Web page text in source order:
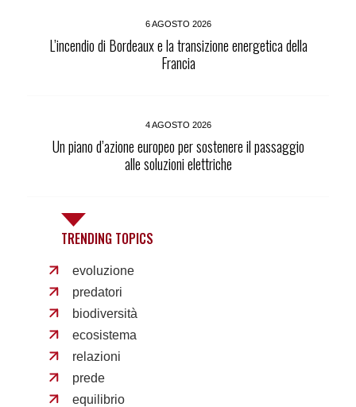
6 AGOSTO 2026
L’incendio di Bordeaux e la transizione energetica della
Francia
4 AGOSTO 2026
Un piano d’azione europeo per sostenere il passaggio
alle soluzioni elettriche
TRENDING TOPICS
evoluzione
predatori
biodiversità
ecosistema
relazioni
prede
equilibrio